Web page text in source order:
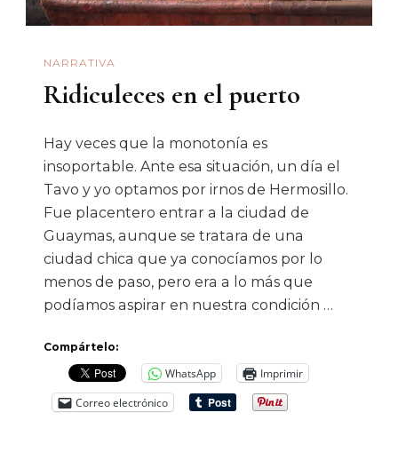
NARRATIVA
Ridiculeces en el puerto
Hay veces que la monotonía es
insoportable. Ante esa situación, un día el
Tavo y yo optamos por irnos de Hermosillo.
Fue placentero entrar a la ciudad de
Guaymas, aunque se tratara de una
ciudad chica que ya conocíamos por lo
menos de paso, pero era a lo más que
podíamos aspirar en nuestra condición …
Compártelo:
WhatsApp
Imprimir
Correo electrónico